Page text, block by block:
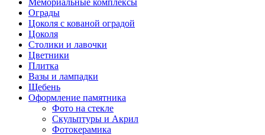
Мемориальные комплексы
Ограды
Цоколя с кованой оградой
Цоколя
Столики и лавочки
Цветники
Плитка
Вазы и лампадки
Щебень
Оформление памятника
Фото на стекле
Скульптуры и Акрил
Фотокерамика